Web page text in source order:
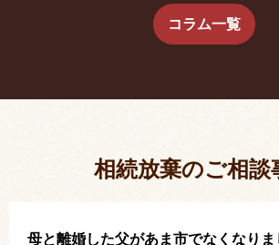
生前に相続放棄すると約束した念書
コラム一覧
相続放棄のご相談
母と離婚した父があま市でなくなりま